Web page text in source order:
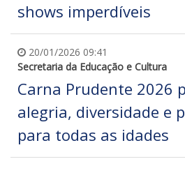
shows imperdíveis
20/01/2026 09:41
Secretaria da Educação e Cultura
Carna Prudente 2026
alegria, diversidade e
para todas as idades